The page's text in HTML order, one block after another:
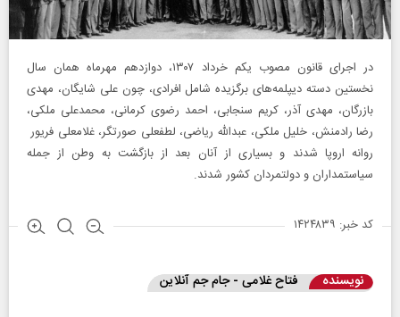
در اجرای قانون مصوب یکم خرداد ۱۳۰۷، دوازدهم مهرماه همان سال
نخستین دسته دیپلمه‌های برگزیده شامل افرادی، چون علی شایگان، مهدی
بازرگان، مهدی آذر، کریم سنجابی، احمد رضوی کرمانی، محمدعلی ملکی،
رضا رادمنش، خلیل ملکی، عبدالله ریاضی، لطفعلی صورتگر، غلامعلی فریور
روانه اروپا شدند و بسیاری از آنان بعد از بازگشت به وطن از جمله
سیاستمداران و دولتمردان کشور شدند.
کد خبر: ۱۴۲۴۸۳۹
نویسنده فتاح غلامی - جام جم آنلاین